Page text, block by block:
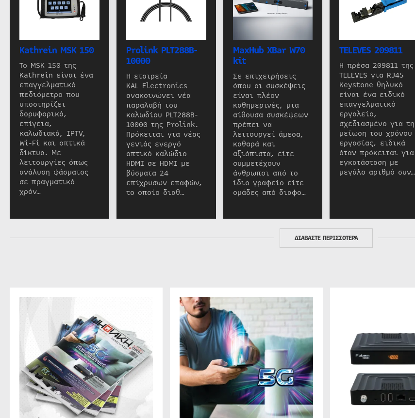
Kathrein MSK 150
Το MSK 150 της
Kathrein είναι ένα
επαγγελματικό
πεδιόμετρο που
υποστηρίζει
δορυφορικά,
επίγεια,
καλωδιακά, IPTV,
Wi-Fi και οπτικά
δίκτυα. Με
λειτουργίες όπως
ανάλυση φάσματος
σε πραγματικό
χρόν…
Prolink PLT288B-
10000
Η εταιρεία
KAL Electronics
ανακοινώνει νέα
παραλαβή του
καλωδίου PLT288B-
10000 της Prolink.
Πρόκειται για νέας
γενιάς ενεργό
οπτικό καλώδιο
HDMI σε HDMI με
βύσματα 24
επίχρυσων επαφών,
το οποίο διαθ…
MaxHub XBar W70
kit
Σε επιχειρήσεις
όπου οι συσκέψεις
είναι πλέον
καθημερινές, μια
αίθουσα συσκέψεων
πρέπει να
λειτουργεί άμεσα,
καθαρά και
αξιόπιστα, είτε
συμμετέχουν
άνθρωποι από το
ίδιο γραφείο είτε
ομάδες από διαφο…
TELEVES 209811
Η πρέσα 209811 της
TELEVES για RJ45
Keystone θηλυκό
είναι ένα ειδικό
επαγγελματικό
εργαλείο,
σχεδιασμένο για τη
μείωση του χρόνου
εργασίας, ειδικά
όταν πρόκειται για
εγκατάσταση με
μεγάλο αριθμό συν…
ΔΙΑΒΑΣΤΕ ΠΕΡΙΣΣΟΤΕΡΑ